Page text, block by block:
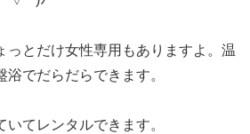
っとだけ女性専用もありますよ。温
でだらだらできます。
てレンタルできます。